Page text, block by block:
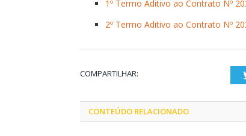
1º Termo Aditivo ao Contrato Nº
2º Termo Aditivo ao Contrato Nº
COMPARTILHAR:
CONTEÚDO RELACIONADO